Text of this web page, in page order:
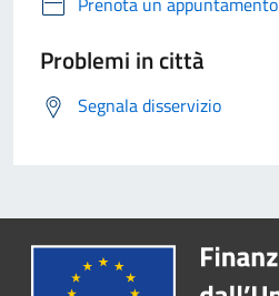
Problemi in città
Segnala disservizio